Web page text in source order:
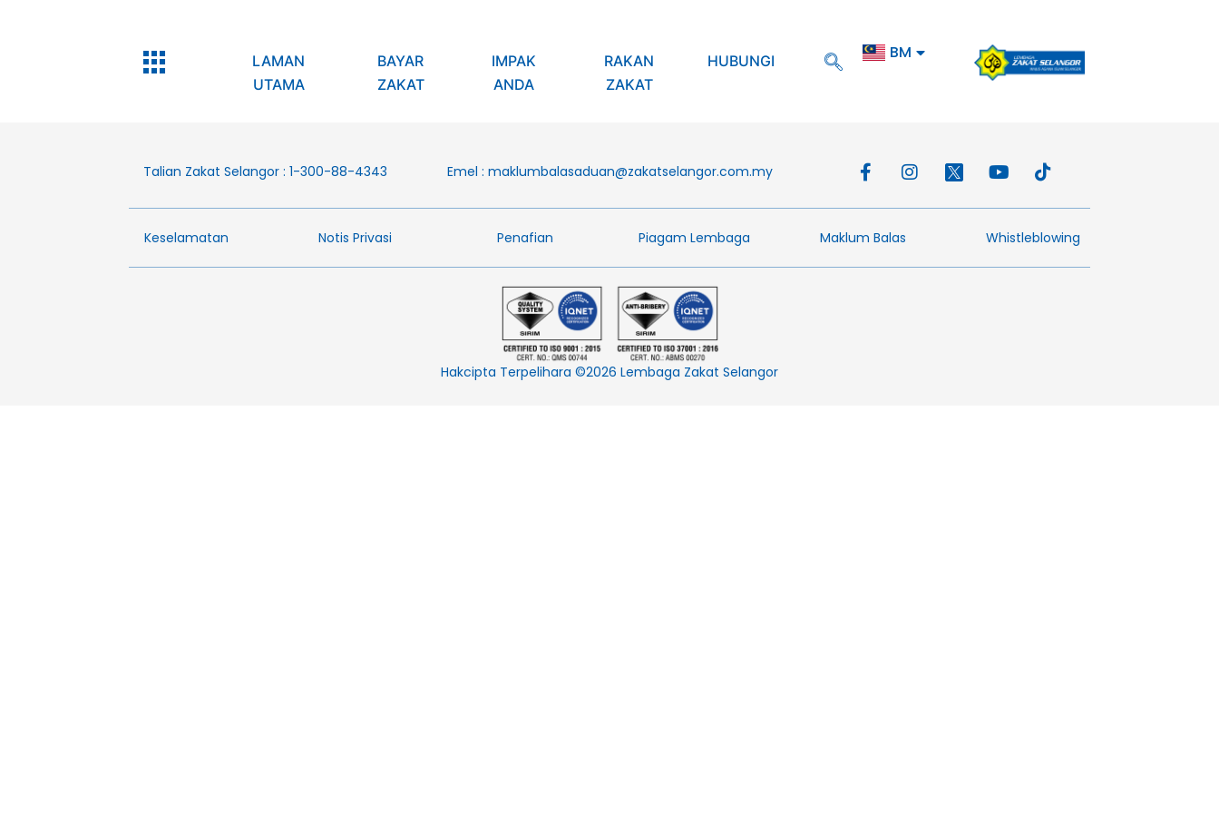
LAMAN
UTAMA
BAYAR
ZAKAT
IMPAK
ANDA
RAKAN
ZAKAT
HUBUNGI BM
EN
Talian Zakat Selangor : 1-300-88-4343 Emel : maklumbalasaduan@zakatselangor.com.my
Keselamatan Notis Privasi Penafian​ Piagam Lembaga​ Maklum Balas​ Whistleblowing
Hakcipta Terpelihara ©2026 Lembaga Zakat Selangor